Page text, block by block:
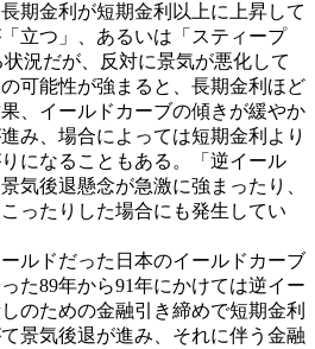
期金利が短期金利以上に上昇して
立つ」、あるいは「スティープ
状況だが、反対に景気が悪化して
可能性が強まると、長期金利ほど
、イールドカーブの傾きが緩やか
み、場合によっては短期金利より
になることもある。「逆イール
気後退懸念が急激に強まったり、
ったりした場合にも発生してい
ルドだった日本のイールドカーブ
た89年から91年にかけては逆イー
のための金融引き締めで短期金利
景気後退が進み、それに伴う金融